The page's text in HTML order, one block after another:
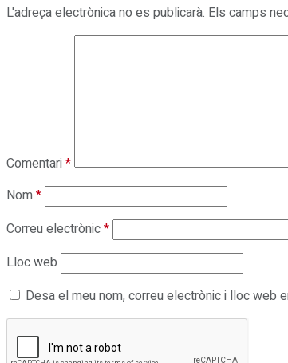
L'adreça electrònica no es publicarà. Els camps
Comentari*
Nom*
Correu electrònic*
Lloc web
Desa el meu nom, correu electrònic i lloc web